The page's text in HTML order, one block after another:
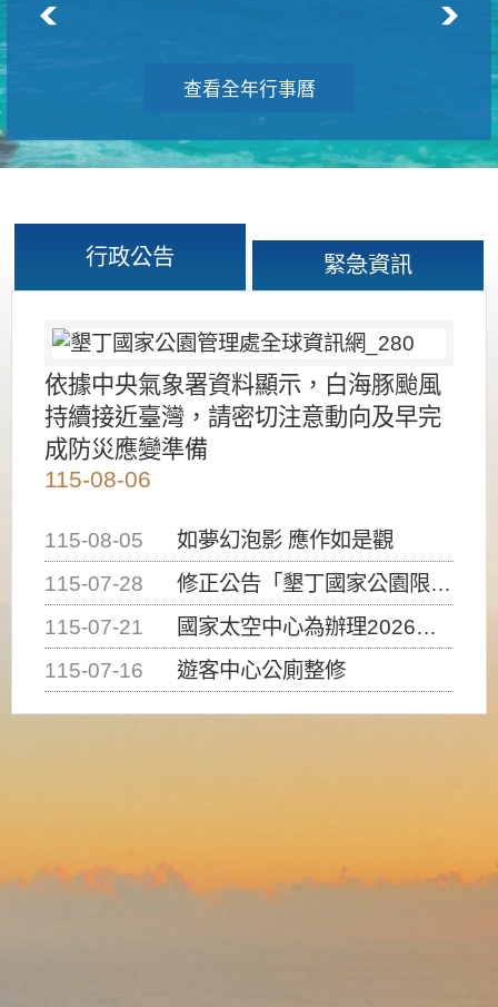
查看全年行事曆
行政公告 緊急資訊
依據中央氣象署資料顯示，白海豚颱風
持續接近臺灣，請密切注意動向及早完
成防災應變準備
115-08-06
115-08-05
如夢幻泡影 應作如是觀
115-07-28
修正公告「墾丁國家公園限制水域遊憩活動之種類、範圍、時間及行為」，自即日生效。
115-07-21
國家太空中心為辦理2026台灣盃火箭競賽，陸、海、空域警戒及協調相關事宜，因颱風備案事宜
115-07-16
遊客中心公廁整修